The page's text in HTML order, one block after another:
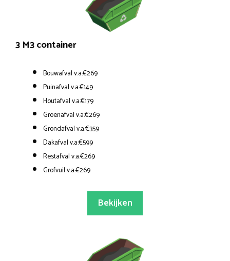
3 M3 container
Bouwafval v.a.€269
Puinafval v.a.€149
Houtafval v.a.€179
Groenafval v.a.€269
Grondafval v.a.€359
Dakafval v.a.€599
Restafval v.a.€269
Grofvuil v.a.€269
Bekijken